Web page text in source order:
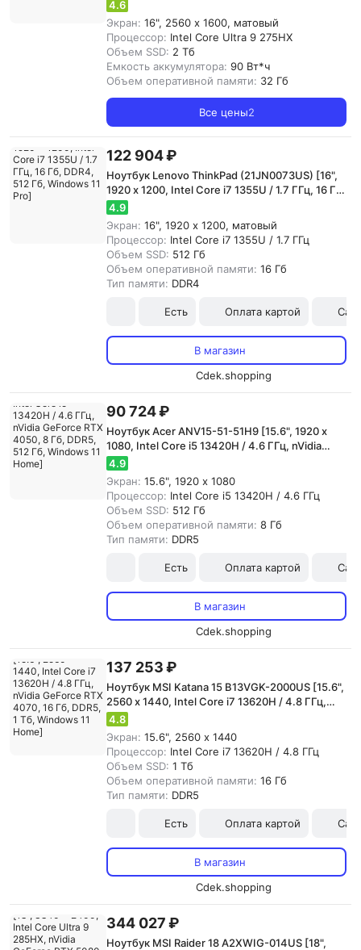
11 Home]
4.6
Экран: 16", 2560 x 1600, матовый
Процессор: Intel Core Ultra 9 275HX
Объем SSD: 2 Тб
Емкость аккумулятора: 90 Вт*ч
Объем оперативной памяти: 32 Гб
Все цены2
122 904 ₽
Ноутбук Lenovo ThinkPad (21JN0073US) [16",
1920 x 1200, Intel Core i7 1355U / 1.7 ГГц, 16 Гб,
DDR4, 512 Гб, Windows 11 Pro]
4.9
Экран: 16", 1920 x 1200, матовый
Процессор: Intel Core i7 1355U / 1.7 ГГц
Объем SSD: 512 Гб
Объем оперативной памяти: 16 Гб
Тип памяти: DDR4
Есть Оплата картой
В магазин
Cdek.shopping
90 724 ₽
Ноутбук Acer ANV15-51-51H9 [15.6", 1920 x
1080, Intel Core i5 13420H / 4.6 ГГц, nVidia
GeForce RTX 4050, 8 Гб, DDR5, 512 Гб,
Windows 11 Home]
4.9
Экран: 15.6", 1920 x 1080
Процессор: Intel Core i5 13420H / 4.6 ГГц
Объем SSD: 512 Гб
Объем оперативной памяти: 8 Гб
Тип памяти: DDR5
Есть Оплата картой
В магазин
Cdek.shopping
137 253 ₽
Ноутбук MSI Katana 15 B13VGK-2000US [15.6",
2560 x 1440, Intel Core i7 13620H / 4.8 ГГц,
nVidia GeForce RTX 4070, 16 Гб, DDR5, 1 Тб,
Windows 11 Home]
4.8
Экран: 15.6", 2560 x 1440
Процессор: Intel Core i7 13620H / 4.8 ГГц
Объем SSD: 1 Тб
Объем оперативной памяти: 16 Гб
Тип памяти: DDR5
Есть Оплата картой
В магазин
Cdek.shopping
344 027 ₽
Ноутбук MSI Raider 18 A2XWIG-014US [18",